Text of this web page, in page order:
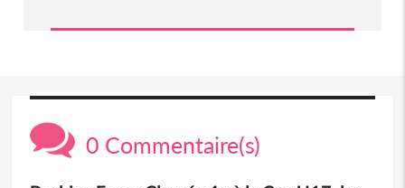
0 Commentaire(s)